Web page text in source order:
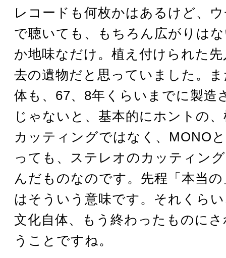
レコードも何枚かはあるけど、
で聴いても、もちろん広がりは
か地味なだけ。植え付けられた
去の遺物だと思っていました。
体も、67、8年くらいまでに製造
じゃないと、基本的にホントの
カッティングではなく、MONO
っても、ステレオのカッティン
んだものなのです。先程「本当
はそういう意味です。それくら
文化自体、もう終わったものに
うことですね。